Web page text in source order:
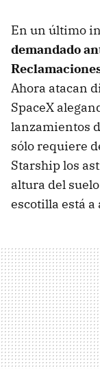
En un último
demandado
Ahora atacan
SpaceX
lanzamientos
sólo requiere
Starship los
altura del
escotilla está a